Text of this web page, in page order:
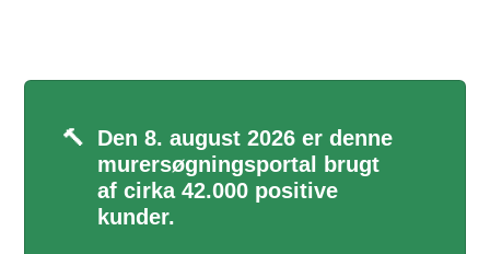
🔨 Den 8. august 2026 er denne
murersøgningsportal brugt
af cirka 42.000 positive
kunder.